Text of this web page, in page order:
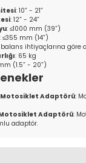
: 10” - 21”
: 12” - 24”
: ≤1000 mm (39”)
: ≤355 mm (14”)
balans ihtiyaçlarına göre
: 65 kg
(1.5” - 20”)
Motosiklet Adaptörü:
Adaptörü:
adaptör.